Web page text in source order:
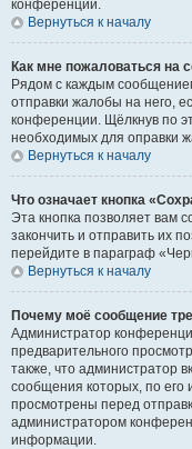
конференции.
Вернуться к началу
Как мне пожаловаться на
Рядом с каждым
отправки жалобы на него,
конференции. Щёлкнув по
необходимых для оправки
Вернуться к началу
Что означает кнопка
Эта кнопка позволяет вам
закончить и отправить их
перейдите в параграф
Вернуться к началу
Почему моё сообщение
Администратор
предварительного
также, что администратор
сообщения которых, по
просмотрены перед
администратором
информации.